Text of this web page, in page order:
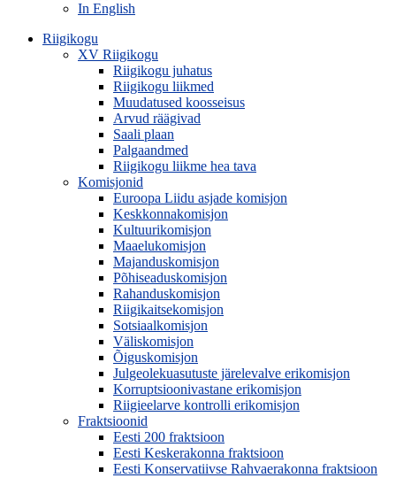
In English
Riigikogu
XV Riigikogu
Riigikogu juhatus
Riigikogu liikmed
Muudatused koosseisus
Arvud räägivad
Saali plaan
Palgaandmed
Riigikogu liikme hea tava
Komisjonid
Euroopa Liidu asjade komisjon
Keskkonnakomisjon
Kultuurikomisjon
Maaelukomisjon
Majanduskomisjon
Põhiseaduskomisjon
Rahanduskomisjon
Riigikaitsekomisjon
Sotsiaalkomisjon
Väliskomisjon
Õiguskomisjon
Julgeolekuasutuste järelevalve erikomisjon
Korruptsioonivastane erikomisjon
Riigieelarve kontrolli erikomisjon
Fraktsioonid
Eesti 200 fraktsioon
Eesti Keskerakonna fraktsioon
Eesti Konservatiivse Rahvaerakonna fraktsioon